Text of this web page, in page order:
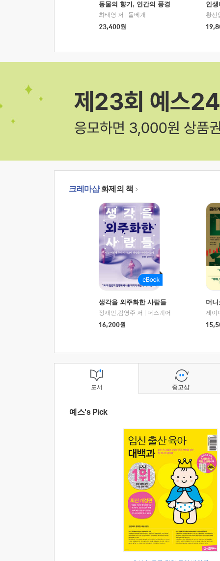
동물의 향기, 인간의 풍경
최태영 저
돌베개
23,400원
인
황선
크레마샵화제의 책
생각을 외주화한 사람들
정재민,김영주 저
더스퀘어
16,200원
머
도서
예스's Pick
중고샵